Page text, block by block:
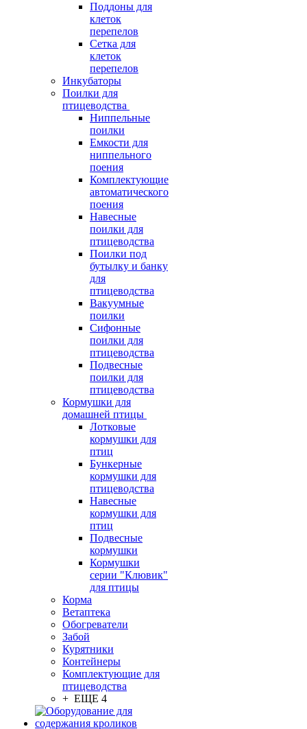
Поддоны для
клеток
перепелов
Сетка для
клеток
перепелов
Инкубаторы
Поилки для
птицеводства
Ниппельные
поилки
Емкости для
ниппельного
поения
Комплектующие
автоматического
поения
Навесные
поилки для
птицеводства
Поилки под
бутылку и банку
для
птицеводства
Вакуумные
поилки
Сифонные
поилки для
птицеводства
Подвесные
поилки для
птицеводства
Кормушки для
домашней птицы
Лотковые
кормушки для
птиц
Бункерные
кормушки для
птицеводства
Навесные
кормушки для
птиц
Подвесные
кормушки
Кормушки
серии "Клювик"
для птицы
Корма
Ветаптека
Обогреватели
Забой
Курятники
Контейнеры
Комплектующие для
птицеводства
+ ЕЩЕ 4